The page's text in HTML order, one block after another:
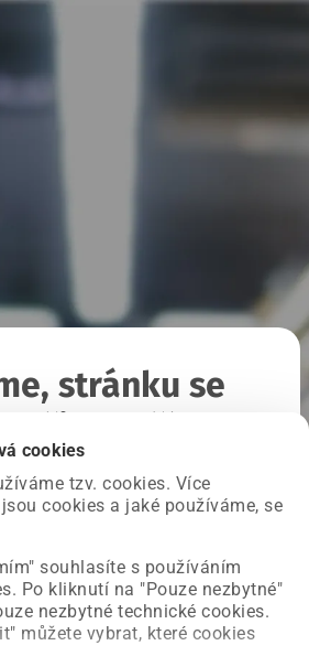
cookies
tzv. cookies. Více
cookies a jaké používáme, se
souhlasíte s používáním
Po kliknutí na "Pouze nezbytné"
nezbytné technické cookies.
můžete vybrat, které cookies
stránku se
naší straně a už ji opravujeme.
načíst požadovanou stránku.
Úvodní strana